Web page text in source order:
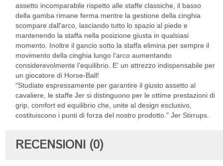
assetto incomparabile rispetto alle staffe classiche, il basso
della gamba rimane ferma mentre la gestione della cinghia
scompare dall'arco, lasciando tutto lo spazio al piede e
mantenendo la staffa nella posizione giusta in qualsiasi
momento. Inoltre il gancio sotto la staffa elimina per sempre il
movimento della cinghia lungo l'arco aumentando
considerevolmente l'equilibrio. E' un attrezzo indispensabile per
un giocatore di Horse-Ball!
"Studiate espressamente per garantire il giusto assetto al
cavaliere, le staffe Jer si distinguono per le ottime prestazioni di
grip, comfort ed equilibrio che, unite al design esclusivo,
costituiscono i punti di forza del nostro prodotto." Jer Stirrups.
RECENSIONI (0)